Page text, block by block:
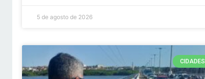
5 de agosto de 2026
CIDADES